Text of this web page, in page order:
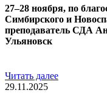
27–28 ноября, по
Симбирского и
преподаватель СДА
Ульяновск
Читать далее
29.11.2025